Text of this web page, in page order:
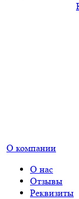
О компании
О нас
Отзывы
Реквизиты